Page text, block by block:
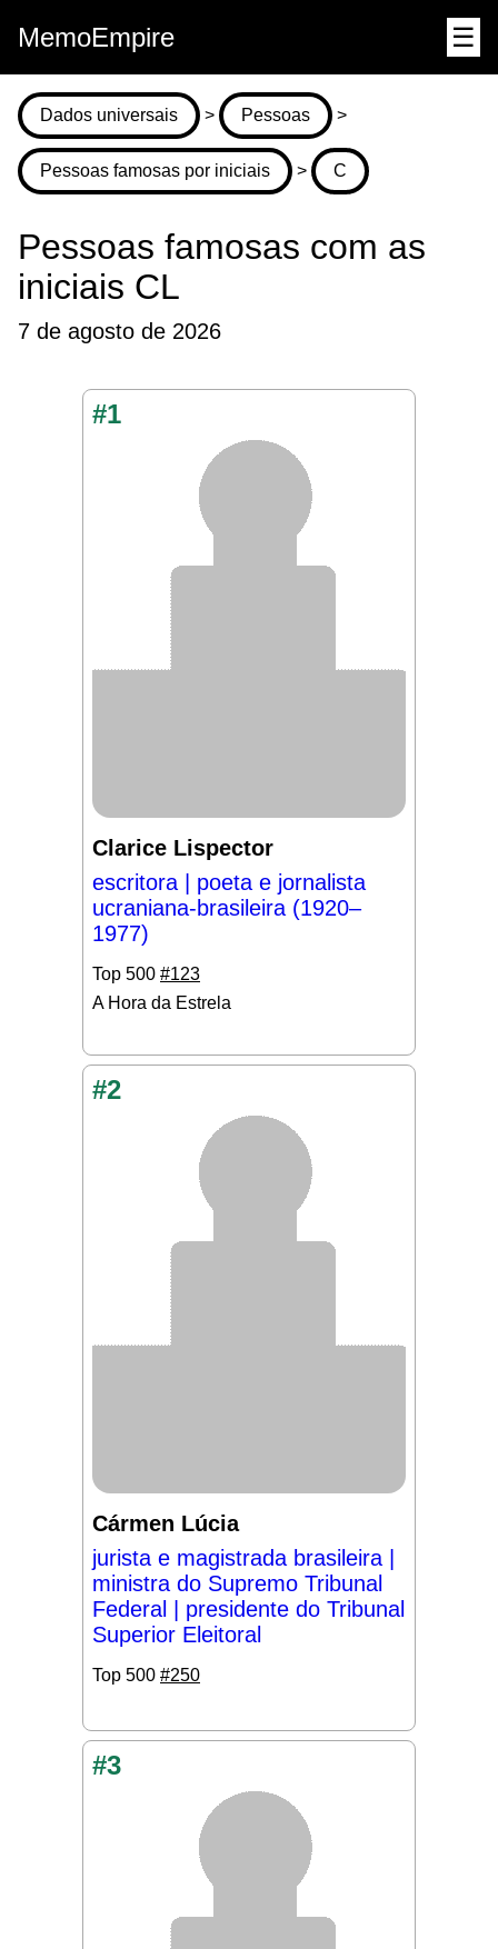
MemoEmpire ☰
Dados universais > Pessoas >
Pessoas famosas por iniciais > C
Pessoas famosas com as
iniciais CL
7 de agosto de 2026
#1
Clarice Lispector
escritora | poeta e jornalista
ucraniana-brasileira (1920–
1977)
Top 500 #123
A Hora da Estrela
#2
Cármen Lúcia
jurista e magistrada brasileira |
ministra do Supremo Tribunal
Federal | presidente do Tribunal
Superior Eleitoral
Top 500 #250
#3